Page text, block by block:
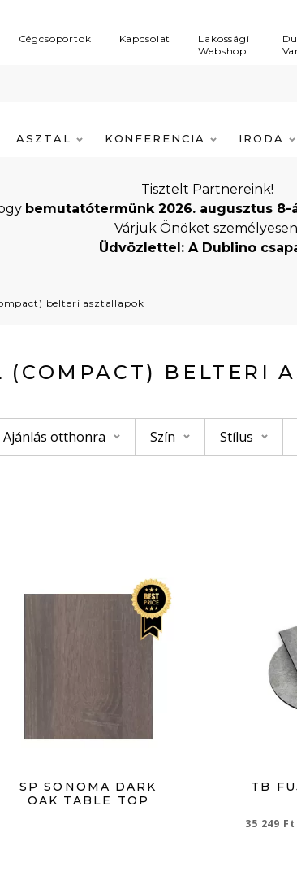
Cégcsoportok Kapcsolat
Lakossági
Webshop
ASZTAL KONFERENCIA IRODA
Tisztelt Partnereink!
bemutatótermünk 2026. augusztus 8-
Várjuk Önöket
Üdvözlettel: A Dublino
belteri asztallapok
(COMPACT) BELTERI
Ajánlás otthonra Szín Stílus
SP SONOMA DARK
OAK TABLE TOP
TB
35 249 Ft